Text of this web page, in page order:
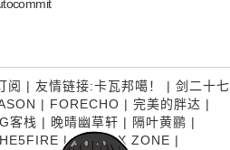
阅 | 友情链接:卡瓦邦噶！ | 剑二十七
| FORECHO | 完美的胖达 |
客栈 | 晚晴幽草轩 | 隔叶黄鹂 |
|P3TERX ZONE |